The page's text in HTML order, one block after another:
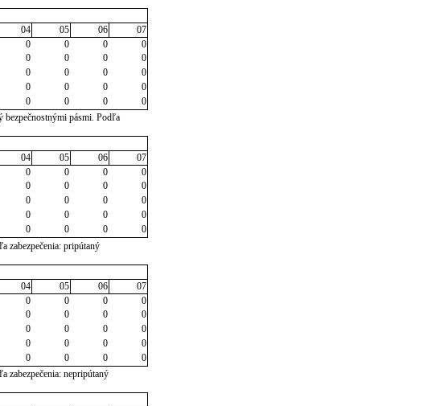
04 05 06
07
0 0 0
0
0 0 0
0
0 0 0
0
0 0 0
0
0 0 0
0
bezpečnostnými pásmi. Podľa
04 05 06
07
0 0 0
0
0 0 0
0
0 0 0
0
0 0 0
0
0 0 0
0
zabezpečenia: pripútaný
04 05 06
07
0 0 0
0
0 0 0
0
0 0 0
0
0 0 0
0
0 0 0
0
zabezpečenia: nepripútaný